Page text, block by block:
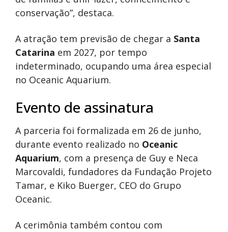
conservação”, destaca.
A atração tem previsão de chegar a Santa
Catarina em 2027, por tempo
indeterminado, ocupando uma área especial
no Oceanic Aquarium.
Evento de assinatura
A parceria foi formalizada em 26 de junho,
durante evento realizado no Oceanic
Aquarium, com a presença de Guy e Neca
Marcovaldi, fundadores da Fundação Projeto
Tamar, e Kiko Buerger, CEO do Grupo
Oceanic.
A cerimônia também contou com